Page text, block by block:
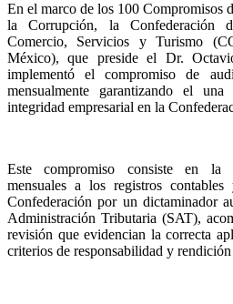
En el marco de los 100 Compromisos
la Corrupción, la Confederación
Comercio, Servicios y Turismo
México), que preside el Dr.
implementó el compromiso de
mensualmente garantizando el
integridad empresarial en la
Este compromiso consiste en la
mensuales a los registros
Confederación por un dictaminador
Administración Tributaria (SAT),
revisión que evidencian la correcta
criterios de responsabilidad y rendición